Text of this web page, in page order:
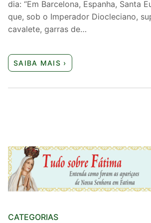
dia: “Em Barcelona, Espanha, Santa
que, sob o Imperador Diocleciano,
cavalete, garras de…
SAIBA MAIS ›
CATEGORIAS